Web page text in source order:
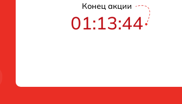
Конец акции
01:13:43